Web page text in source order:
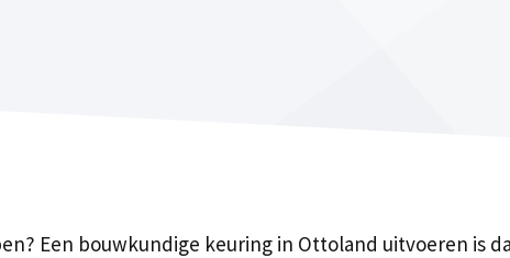
Een bouwkundige keuring in Ottoland uitvoeren is